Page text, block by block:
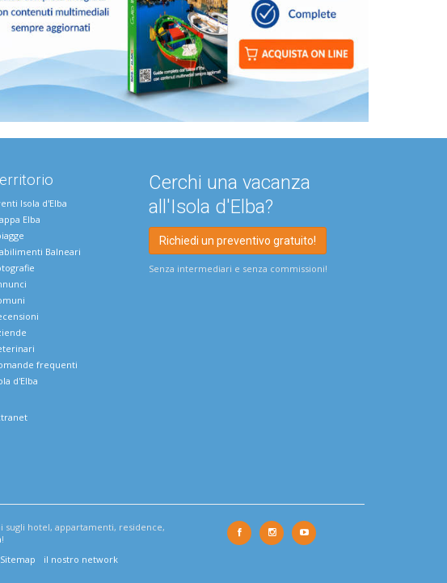
Isola d'Elba
Elba
Balneari
frequenti
d'Elba
Cerchi una vacanza
all'Isola d'Elba?
Richiedi un preventivo gratuito!
Senza intermediari e senza commissioni!
hotel, appartamenti, residence,
!
Sitemap il nostro network